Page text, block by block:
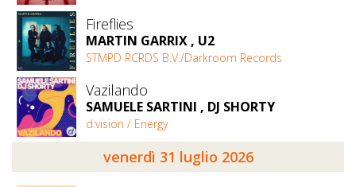
Fireflies
MARTIN GARRIX , U2
STMPD RCRDS B.V./Darkroom Records
Vazilando
SAMUELE SARTINI , DJ SHORTY
d:vision / Energy
venerdì 31 luglio 2026